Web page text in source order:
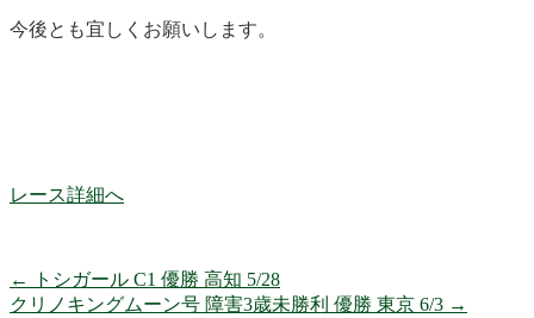
今後とも宜しくお願いします。
レース詳細へ
←
トシガール C1 優勝 高知 5/28
クリノキングムーン号 障害3歳未勝利 優勝 東京 6/3 →